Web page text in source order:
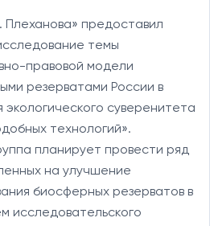
предоставил
темы
правовой модели
резерватами России в
экологического суверенитета
технологий».
планирует провести ряд
на улучшение
биосферных резерватов в
исследовательского